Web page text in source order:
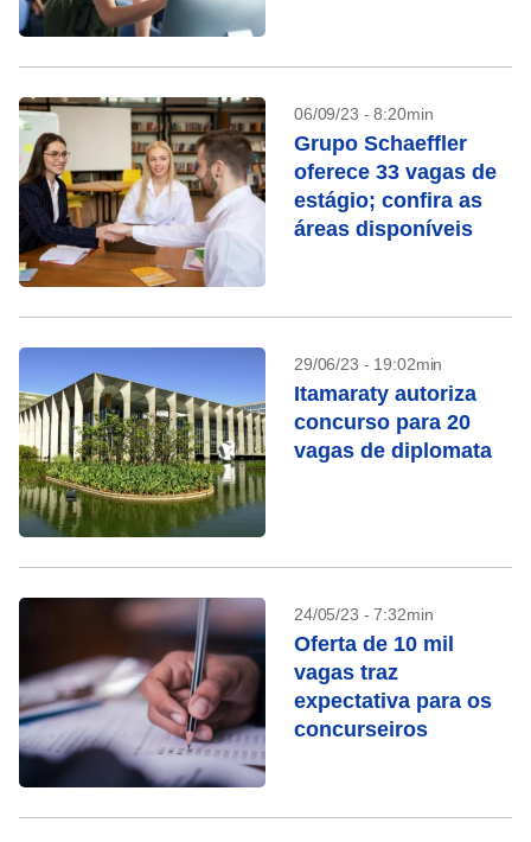
06/09/23 - 8:20min
Grupo Schaeffler
oferece 33 vagas de
estágio; confira as
áreas disponíveis
29/06/23 - 19:02min
Itamaraty autoriza
concurso para 20
vagas de diplomata
24/05/23 - 7:32min
Oferta de 10 mil
vagas traz
expectativa para os
concurseiros